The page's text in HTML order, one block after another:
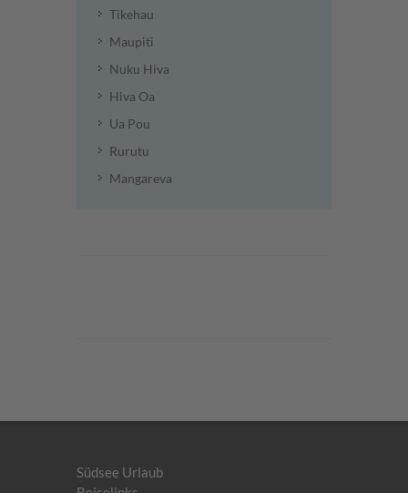
Tikehau
Maupiti
Nuku Hiva
Hiva Oa
Ua Pou
Rurutu
Mangareva
Südsee Urlaub